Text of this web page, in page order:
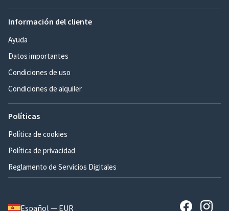
Información del cliente
Ayuda
Datos importantes
Condiciones de uso
Condiciones de alquiler
Políticas
Política de cookies
Política de privacidad
Reglamento de Servicios Digitales
Español — EUR